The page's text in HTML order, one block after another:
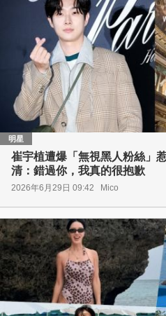
明星
崔宇植遭爆「無視黑人粉絲」
清：錯過你，我真的很抱歉
2026年6月29日 09:42 Mico